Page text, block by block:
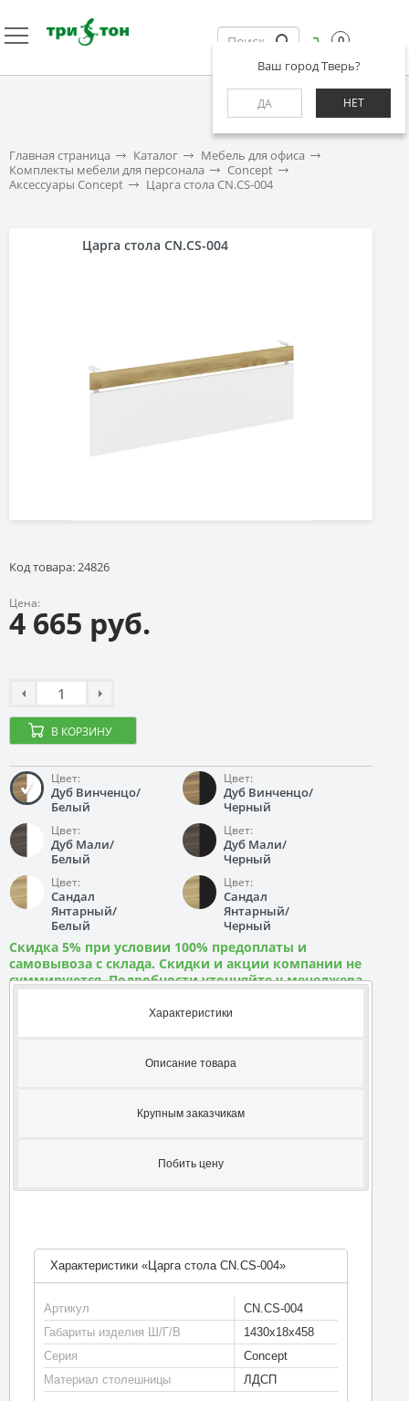
Ваш город Тверь?
ДА НЕТ
0
Главная страница Каталог
Мебель для офиса
Комплекты мебели для персонала
Concept
Аксессуары Concept
Царга стола CN.CS-004
Царга стола CN.CS-004
Код товара: 24826
Цена:
4 665 руб.
В КОРЗИНУ
Цвет:
Дуб Винченцо/
Белый
Цвет:
Дуб Винченцо/
Черный
Цвет:
Дуб Мали/
Белый
Цвет:
Дуб Мали/
Черный
Цвет:
Сандал
Янтарный/
Белый
Цвет:
Сандал
Янтарный/
Черный
Скидка 5% при условии 100% предоплаты и
самовывоза с склада. Скидки и акции компании не
суммируются. Подробности уточняйте у менеджера
Характеристики
Описание товара
Крупным заказчикам
Побить цену
Характеристики «Царга стола CN.CS-004»
Артикул
CN.CS-004
Габариты изделия Ш/Г/В
1430х18х458
Серия
Concept
Материал столешницы
ЛДСП